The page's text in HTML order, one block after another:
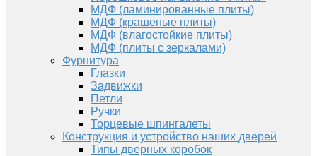
МДФ (ламинированные плиты)
МДФ (крашеные плиты)
МДФ (влагостойкие плиты)
МДФ (плиты с зеркалами)
Фурнитура
Глазки
Задвижки
Петли
Ручки
Торцевые шпингалеты
Конструкция и устройство наших дверей
Типы дверных коробок